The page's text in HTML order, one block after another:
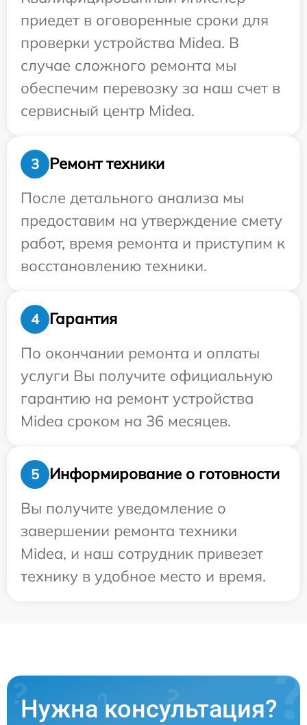
приедет в оговоренные сроки для
проверки устройства Midea. В
случае сложного ремонта мы
обеспечим перевозку за наш счет в
сервисный центр Midea.
3
Ремонт техники
После детального анализа мы
предоставим на утверждение смету
работ, время ремонта и приступим к
восстановлению техники.
4
Гарантия
По окончании ремонта и оплаты
услуги Вы получите официальную
гарантию на ремонт устройства
Midea сроком на 36 месяцев.
5
Информирование о готовности
Вы получите уведомление о
завершении ремонта техники
Midea, и наш сотрудник привезет
технику в удобное место и время.
Нужна консультация?